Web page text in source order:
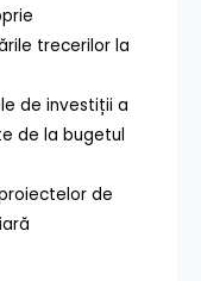
trecerilor la
de investiții a
de la bugetul
de